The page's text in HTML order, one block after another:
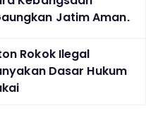
Jatim Aman.
Rokok Ilegal
Dasar Hukum